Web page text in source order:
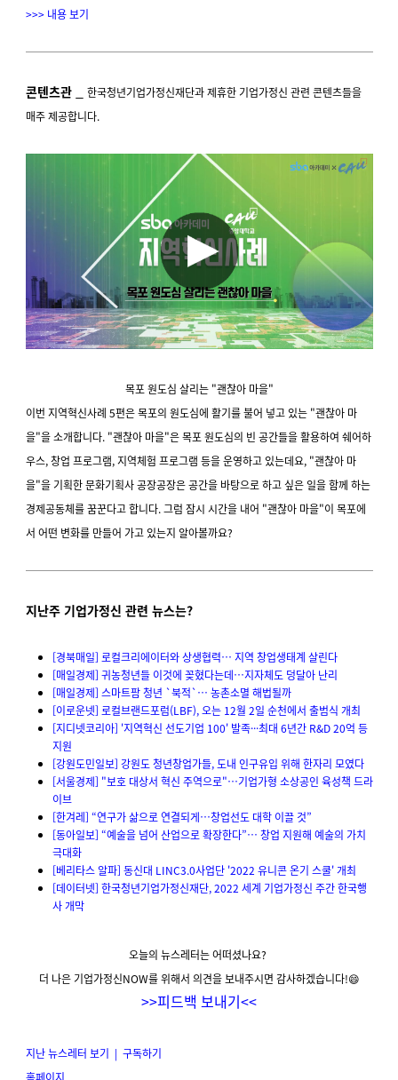
>>> 내용 보기
콘텐츠관
한국청년기업가정신재단과 제휴한 기업가정신 관련 콘텐츠들을
매주 제공합니다.
목포 원도심 살리는 "괜찮아 마을"
이번 지역혁신사례 5편은 목포의 원도심에 활기를 불어 넣고 있는 "괜찮아 마
을"을 소개합니다. "괜찮아 마을"은 목포 원도심의 빈 공간들을 활용하여 쉐어하
우스, 창업 프로그램, 지역체험 프로그램 등을 운영하고 있는데요, "괜찮아 마
을"을 기획한 문화기획사 공장공장은 공간을 바탕으로 하고 싶은 일을 함께 하는
경제공동체를 꿈꾼다고 합니다. 그럼 잠시 시간을 내어 "괜찮아 마을"이 목포에
서 어떤 변화를 만들어 가고 있는지 알아볼까요?
지난주 기업가정신 관련 뉴스는?
[경북매일] 로컬크리에이터와 상생협력… 지역 창업생태계 살린다
[매일경제] 귀농청년들 이것에 꽂혔다는데…지자체도 덩달아 난리
[매일경제] 스마트팜 청년 `북적`… 농촌소멸 해법될까
[이로운넷] 로컬브랜드포럼(LBF), 오는 12월 2일 순천에서 출범식 개최
[지디넷코리아] '지역혁신 선도기업 100' 발족···최대 6년간 R&D 20억 등
지원
[강원도민일보] 강원도 청년창업가들, 도내 인구유입 위해 한자리 모였다
[서울경제] "보호 대상서 혁신 주역으로"…기업가형 소상공인 육성책 드라
이브
[한겨레] “연구가 삶으로 연결되게…창업선도 대학 이끌 것”
[동아일보] “예술을 넘어 산업으로 확장한다”… 창업 지원해 예술의 가치
극대화
[베리타스 알파] 동신대 LINC3.0사업단 '2022 유니콘 온기 스쿨' 개최
[데이터넷] 한국청년기업가정신재단, 2022 세계 기업가정신 주간 한국행
사 개막
오늘의 뉴스레터는 어떠셨나요?
더 나은 기업가정신NOW를 위해서 의견을 보내주시면 감사하겠습니다!😄
>>피드백 보내기<<
지난 뉴스레터 보기 | 구독하기
홈페이지